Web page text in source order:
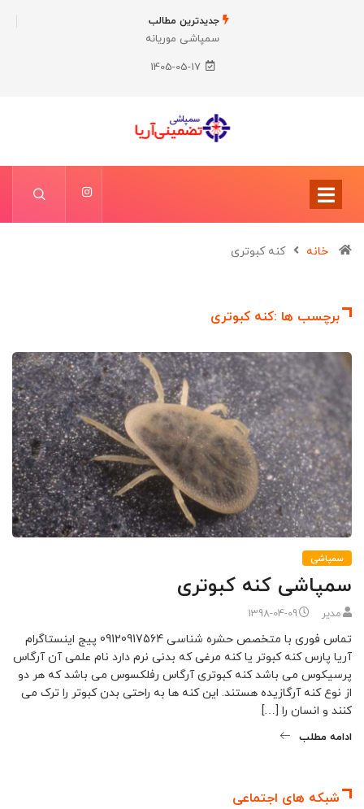
جدیدترین مطالب
سمپاشی موریانه
1405-05-17
خانه کنه کبوتری
برچسب ها :کنه کبوتری
سمپاشی
سمپاشی کنه کبوتری
مدیر 1398-04-09
تماس فوری با متخصص حشره شناسی 09120917564 پیج اینستاگرام
آریا پارس کنه کبوتر یا کنه مرغی که بدنی نرم دارد نام علمی آن آرگاس
پرسیکوس می باشد کنه کبوتری آرگاس رفلکسوس می باشد که هر دو
از نوع کنه آرگازیده هستند. این کنه ها به راحتی بدن کبوتر را ترک می
کنند و انسان را […]
ادامه مطلب
شبکه های اجتماعی